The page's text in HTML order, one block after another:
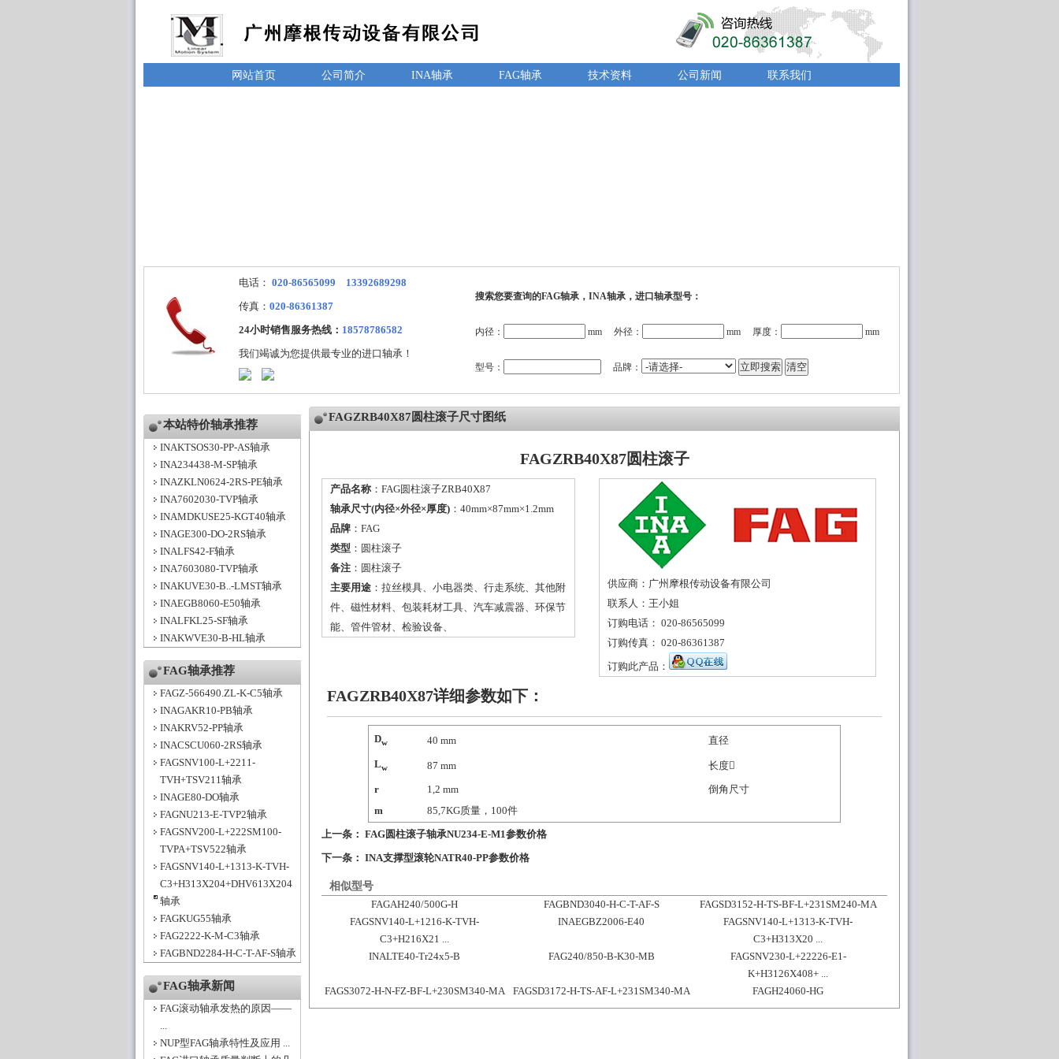
网站首页 公司简介 INA轴承 FAG轴承 技术资料 公司新闻 联系我们
电话： 020-86565099 13392689298
传真： 020-86361387
24小时销售服务热线： 18578786582
我们竭诚为您提供最专业的进口轴承！
搜索您要查询的FAG轴承，INA轴承，进口轴承型号：
内径： mm 外径： mm 厚度： mm
型号： 品牌：
本站特价轴承推荐
INAKTSOS30-PP-AS轴承
INA234438-M-SP轴承
INAZKLN0624-2RS-PE轴承
INA7602030-TVP轴承
INAMDKUSE25-KGT40轴承
INAGE300-DO-2RS轴承
INALFS42-F轴承
INA7603080-TVP轴承
INAKUVE30-B..-LMST轴承
INAEGB8060-E50轴承
INALFKL25-SF轴承
INAKWVE30-B-HL轴承
FAG轴承推荐
FAGZ-566490.ZL-K-C5轴承
INAGAKR10-PB轴承
INAKRV52-PP轴承
INACSCU060-2RS轴承
FAGSNV100-L+2211-
TVH+TSV211轴承
INAGE80-DO轴承
FAGNU213-E-TVP2轴承
FAGSNV200-L+222SM100-
TVPA+TSV522轴承
FAGSNV140-L+1313-K-TVH-
C3+H313X204+DHV613X204
轴承
FAGKUG55轴承
FAG2222-K-M-C3轴承
FAGBND2284-H-C-T-AF-S轴承
FAG轴承新闻
FAG滚动轴承发热的原因——
...
NUP型FAG轴承特性及应用 ...
FAGZRB40X87圆柱滚子尺寸图纸
FAGZRB40X87圆柱滚子
产品名称 ：FAG圆柱滚子ZRB40X87
轴承尺寸(内径×外径×厚度) ：40mm×87mm×1.2mm
品牌 ： FAG
类型 ： 圆柱滚子
备注 ：圆柱滚子
主要用途 ：拉丝模具、小电器类、行走系统、其他附
件、磁性材料、包装耗材工具、汽车减震器、环保节
能、管件管材、检验设备、
供应商：广州摩根传动设备有限公司
联系人：王小姐
订购电话： 020-86565099
订购传真： 020-86361387
订购此产品：
FAGZRB40X87详细参数如下：
Dw 40 mm
直径
Lw 87 mm
长度
r
1,2 mm
倒角尺寸
m
85,7KG质量，100件
上一条： FAG圆柱滚子轴承NU234-E-M1参数价格
下一条： INA支撑型滚轮NATR40-PP参数价格
相似型号
FAGAH240/500G-H
FAGBND3040-H-C-T-AF-S
FAGSD3152-H-TS-BF-L+231SM240-MA
FAGSNV140-L+1216-K-TVH-
C3+H216X21 ...
INAEGBZ2006-E40
FAGSNV140-L+1313-K-TVH-
C3+H313X20 ...
INALTE40-Tr24x5-B
FAG240/850-B-K30-MB
FAGSNV230-L+22226-E1-
K+H3126X408+ ...
FAGS3072-H-N-FZ-BF-L+230SM340-MA
FAGSD3172-H-TS-AF-L+231SM340-MA FAGH24060-HG